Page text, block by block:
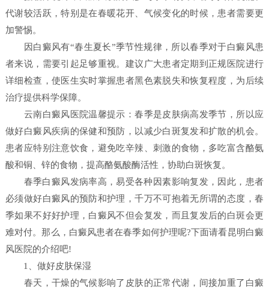
代谢较活跃，特别是在春暖花开、气候变化的时候，患者需要更
加警惕。
因白癜风有“春生夏长”季节性规律，所以春季对于白癜风患
者来说，需要引起足够重视。建议广大患者定期到正规医院进行
详细检查，使医生实时掌握患者黑色素脱失和恢复程度，为后续
治疗提供科学保障。
云南白癜风医院温馨提示：春季是皮肤病高发季节，所以应
做好白癜风疾病的保健和预防，以减少白斑复发和扩散的机会。
患者应特别注意饮食，避免吃辛辣、刺激的食物，多吃富含酪氨
酸和铜、锌的食物，提高酪氨酸酶活性，协助白斑恢复。
春季白癜风发病率高，易受各种因素影响复发，因此，患者
必须做好白癜风的预防和护理，千万不可抱着无所谓的态度，春
季如果不好好护理，白癜风不但会复发，而且复发后的白斑会更
难对付。那么，白癜风患者在春季如何护理呢?下面请看昆明白癜
风医院的介绍吧!
1、做好皮肤保湿
春天，干燥的气候影响了皮肤的正常代谢，间接加重了白癜